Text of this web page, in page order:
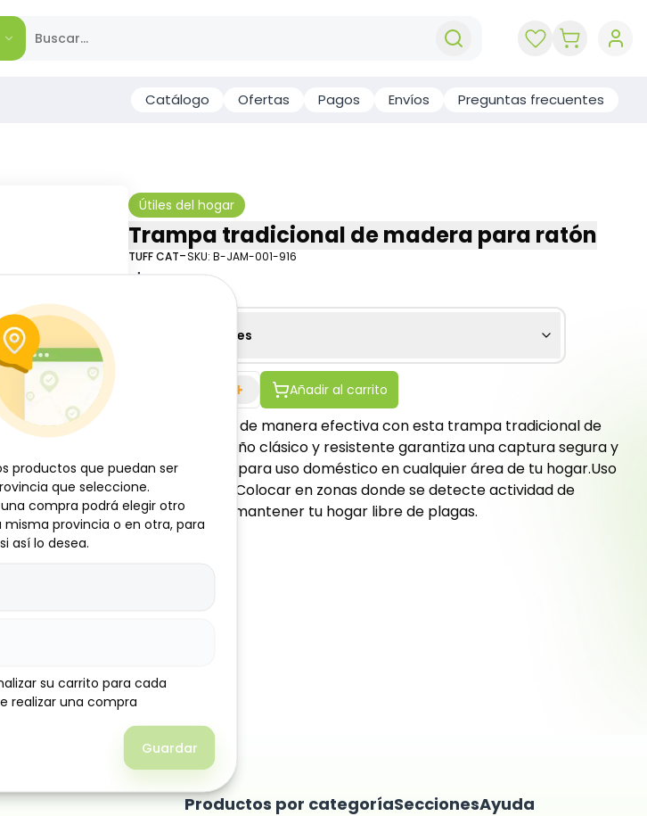
Catálogo Ofertas Pagos Envíos Preguntas frecuentes
Útiles del hogar
Trampa tradicional de madera para ratón
TUFF CAT-SKU: B-JAM-001-916
$
Especificaciones
+ Añadir al carrito
Elimina ratones de manera efectiva con esta trampa tradicional de
madera. Su diseño clásico y resistente garantiza una captura segura y
confiable. Ideal para uso doméstico en cualquier área de tu hogar.Uso
recomendado: Colocar en zonas donde se detecte actividad de
roedores para mantener tu hogar libre de plagas.
Productos por categoríaSeccionesAyuda
productos que puedan ser
que seleccione.
compra podrá elegir otro
provincia o en otra, para
así lo desea.
su carrito para cada
realizar una compra
Guardar
productos que puedan ser
que seleccione.
compra podrá elegir otro
provincia o en otra, para
así lo desea.
su carrito para cada
realizar una compra
Guardar